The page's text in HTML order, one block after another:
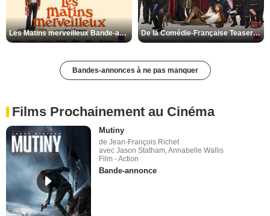
Les Matins merveilleux Bande-annonce VF De la Comédie-Française Teaser VF
Bandes-annonces à ne pas manquer
Films Prochainement au Cinéma
Mutiny
de Jean-François Richet
avec Jason Statham, Annabelle Wallis
Film - Action
Bande-annonce